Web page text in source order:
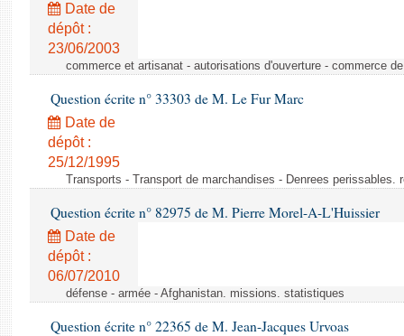
Date de
dépôt :
23/06/2003
commerce et artisanat - autorisations d'ouverture - commerce
Question écrite n° 33303 de M. Le Fur Marc
Date de
dépôt :
25/12/1995
Transports - Transport de marchandises - Denrees perissables.
Question écrite n° 82975 de M. Pierre Morel-A-L'Huissier
Date de
dépôt :
06/07/2010
défense - armée - Afghanistan. missions. statistiques
Question écrite n° 22365 de M. Jean-Jacques Urvoas